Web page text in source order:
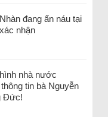
đang ẩn náu tại
nhận
nhà nước
tin bà Nguyễn
Đức!